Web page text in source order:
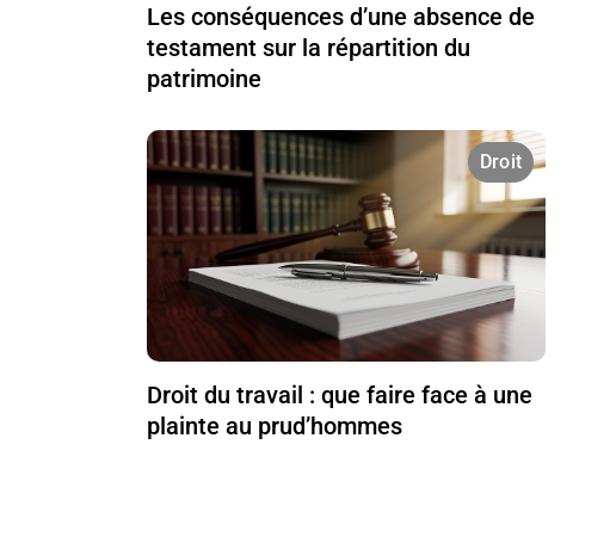
Les conséquences d’une absence de
testament sur la répartition du
patrimoine
Droit
Droit du travail : que faire face à une
plainte au prud’hommes